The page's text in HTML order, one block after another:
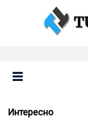
Интересно